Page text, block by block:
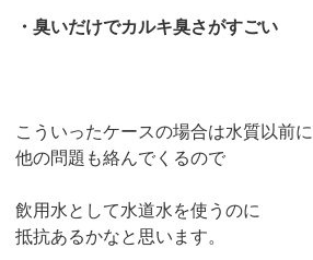
・臭いだけでカルキ臭さがすごい
こういったケースの場合は水質以前に
他の問題も絡んでくるので
飲用水として水道水を使うのに
抵抗あるかなと思います。